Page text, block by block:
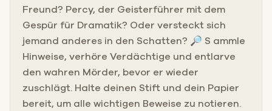
Freund? Percy, der Geisterführer mit dem
Gespür für Dramatik? Oder versteckt sich
jemand anderes in den Schatten? 🔎 S ammle
Hinweise, verhöre Verdächtige und entlarve
den wahren Mörder, bevor er wieder
zuschlägt. Halte deinen Stift und dein Papier
bereit, um alle wichtigen Beweise zu notieren.